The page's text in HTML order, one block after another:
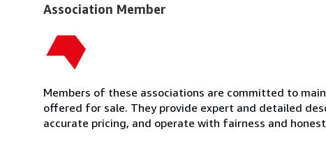
Association Member
Members of these associations are committed to
offered for sale. They provide expert and detailed
accurate pricing, and operate with fairness and